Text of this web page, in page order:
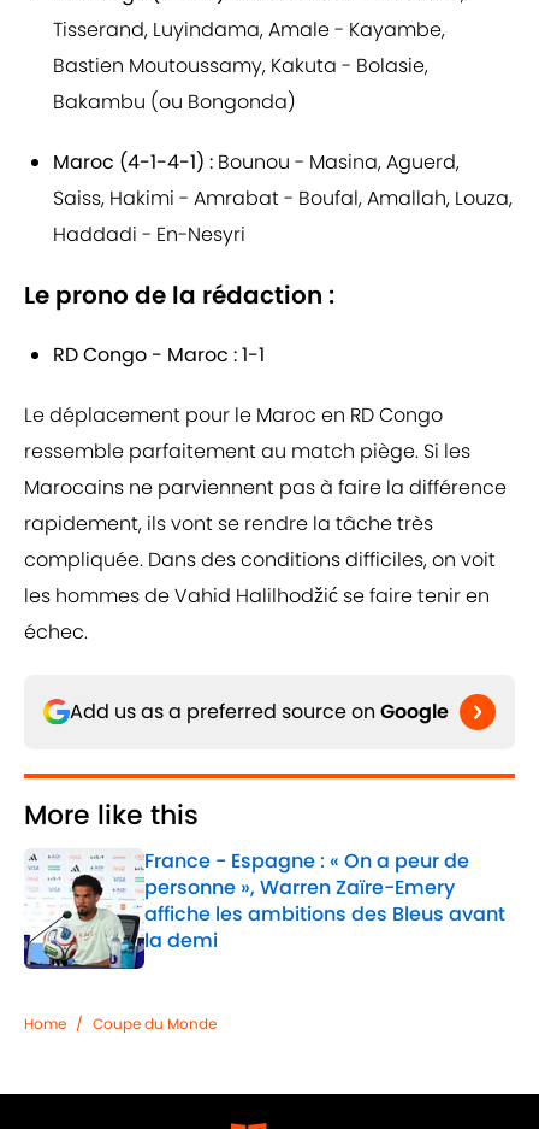
Tisserand, Luyindama, Amale - Kayambe,
Bastien Moutoussamy, Kakuta - Bolasie,
Bakambu (ou Bongonda)
Maroc (4-1-4-1) : Bounou - Masina, Aguerd,
Saiss, Hakimi - Amrabat - Boufal, Amallah, Louza,
Haddadi - En-Nesyri
Le prono de la rédaction :
RD Congo - Maroc : 1-1
Le déplacement pour le Maroc en RD Congo
ressemble parfaitement au match piège. Si les
Marocains ne parviennent pas à faire la différence
rapidement, ils vont se rendre la tâche très
compliquée. Dans des conditions difficiles, on voit
les hommes de Vahid Halilhodžić se faire tenir en
échec.
Add us as a preferred source on Google
More like this
France - Espagne : « On a peur de
personne », Warren Zaïre-Emery
affiche les ambitions des Bleus avant
la demi
Published by on Invalid Date
Home / Coupe du Monde